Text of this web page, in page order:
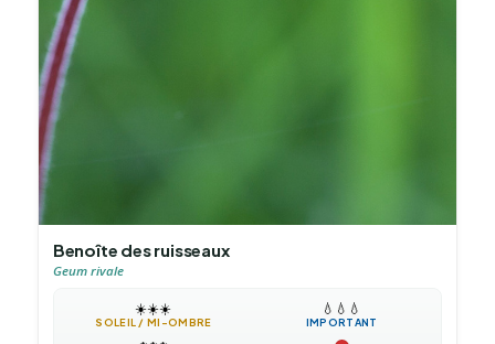
Benoîte des ruisseaux
Geum rivale
☀️☀️☀️
SOLEIL / MI-OMBRE
💧 💧 💧
IMPORTANT